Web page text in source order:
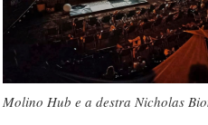
Molino Hub e a destra Nicholas